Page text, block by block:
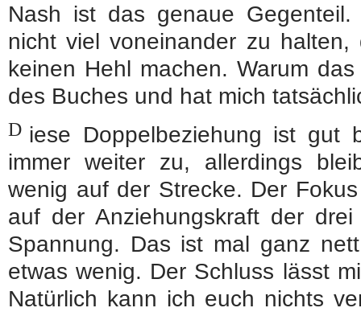
Nash ist das genaue
nicht viel voneinander zu
keinen Hehl machen. Warum
des Buches und hat mich
D iese Doppelbeziehung ist gut
immer weiter zu, allerdings
wenig auf der Strecke. Der
auf der Anziehungskraft der
Spannung. Das ist mal ganz
etwas wenig. Der Schluss lässt
Natürlich kann ich euch nichts